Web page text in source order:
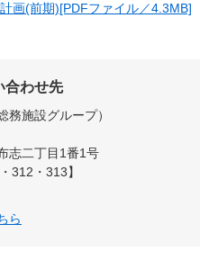
画(前期)[PDFファイル／4.3MB]
合わせ先
務施設グループ
志二丁目1番1号
312・313】
ら